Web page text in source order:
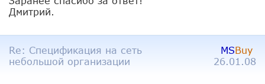
Дмитрий.
Re: Спецификация на сеть
небольшой организации
MSBuy
26.01.08